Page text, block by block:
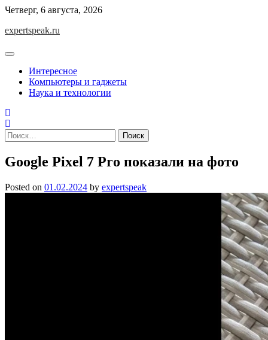
Skip
content
Четверг, 6 августа, 2026
expertspeak.ru
Интересное
Компьютеры и гаджеты
Наука и технологии
Найти:
Google Pixel 7 Pro показали на фото
Posted on 01.02.2024 by expertspeak